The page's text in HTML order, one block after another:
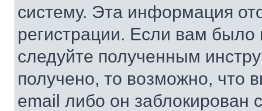
систему. Эта информация
регистрации. Если вам
следуйте полученным
получено, то возможно, что
email либо он